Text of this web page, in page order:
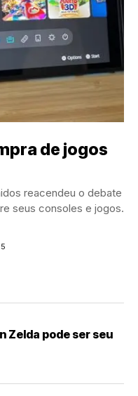
de jogos
reacendeu o debate
seus consoles e jogos.
Zelda pode ser seu